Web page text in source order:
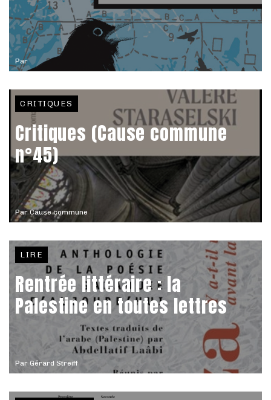
Par
ParCause commune
CRITIQUES
Critiques (Cause commune
n°45)
Par Gérard Streiff
LIRE
Rentrée littéraire : la
Palestine en toutes lettres